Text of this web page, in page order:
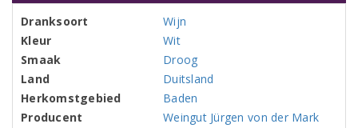
Dranksoort
Wijn
Kleur
Wit
Smaak
Droog
Land
Duitsland
Herkomstgebied
Baden
Producent
Weingut Jürgen von der Mark